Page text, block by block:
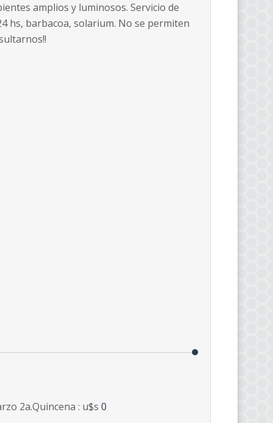
amplios y luminosos. Servicio de
hs, barbacoa, solarium. No se permiten
2a.Quincena : u$s 0